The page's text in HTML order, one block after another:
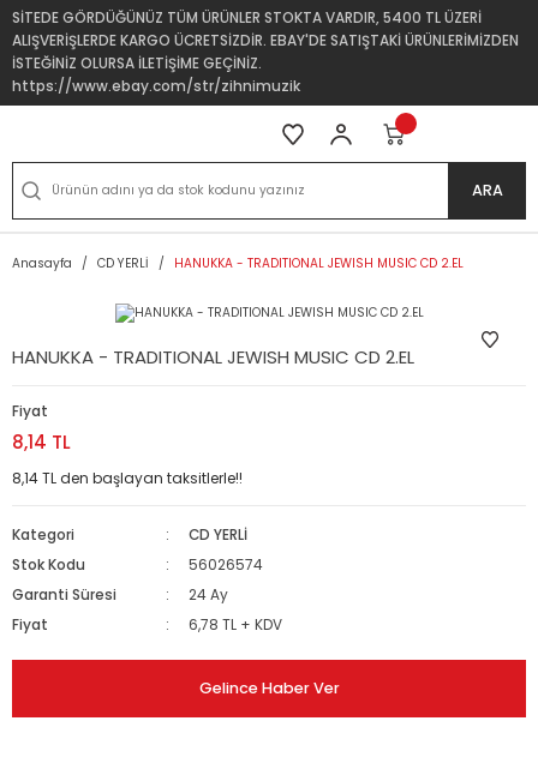
SİTEDE GÖRDÜĞÜNÜZ TÜM ÜRÜNLER STOKTA VARDIR, 5400 TL ÜZERİ
ALIŞVERİŞLERDE KARGO ÜCRETSİZDİR. EBAY'DE SATIŞTAKİ ÜRÜNLERİMİZDEN
İSTEĞİNİZ OLURSA İLETİŞİME GEÇİNİZ.
https://www.ebay.com/str/zihnimuzik
ARA
Anasayfa CD YERLİ HANUKKA - TRADITIONAL JEWISH MUSIC CD 2.EL
HANUKKA - TRADITIONAL JEWISH MUSIC CD 2.EL
Fiyat
8,14 TL
8,14 TL den başlayan taksitlerle!!
Kategori
CD YERLİ
Stok Kodu
56026574
Garanti Süresi
24 Ay
Fiyat
6,78 TL + KDV
Gelince Haber Ver